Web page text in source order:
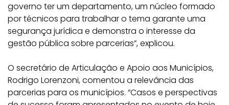
governo ter um departamento, um núcleo formado
por técnicos para trabalhar o tema garante uma
segurança jurídica e demonstra o interesse da
gestão pública sobre parcerias”, explicou.
O secretário de Articulação e Apoio aos Municípios,
Rodrigo Lorenzoni, comentou a relevância das
parcerias para os municípios. “Casos e perspectivas